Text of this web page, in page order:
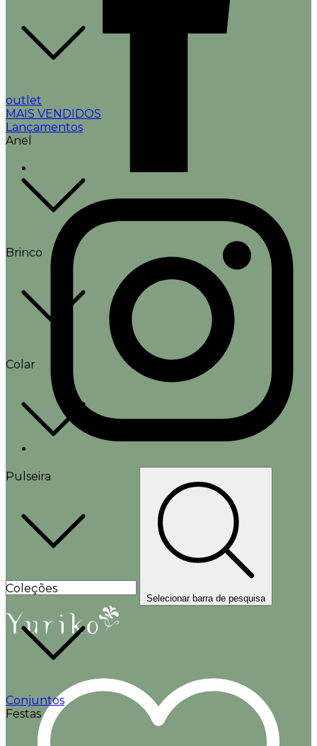
outlet
MAIS VENDIDOS
Lançamentos
Anel
Brinco
Colar
Pulseira
Coleções
Conjuntos
Festas
Selecionar barra de pesquisa